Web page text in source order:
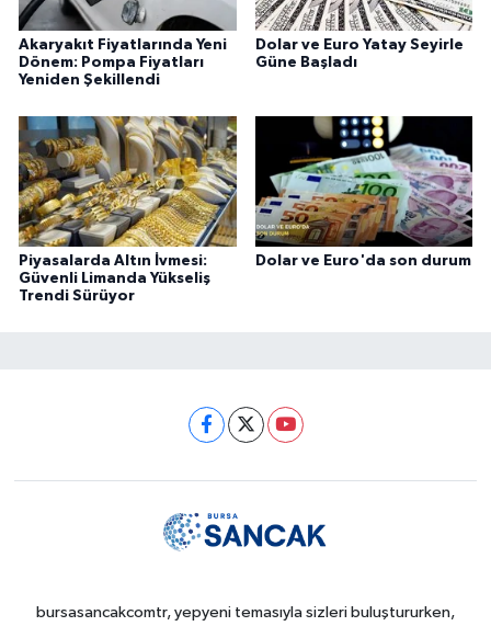
Akaryakıt Fiyatlarında Yeni
Dönem: Pompa Fiyatları
Yeniden Şekillendi
Dolar ve Euro Yatay Seyirle
Güne Başladı
Piyasalarda Altın İvmesi:
Güvenli Limanda Yükseliş
Trendi Sürüyor
Dolar ve Euro'da son durum
bursasancakcomtr, yepyeni temasıyla sizleri buluştururken,